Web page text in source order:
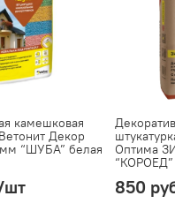
камешковая
Декор
“ШУБА” белая
шт
Оптима
850